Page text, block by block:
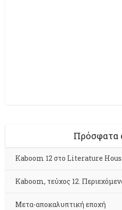
Πρόσφατα
Kaboom 12 στο Literature
Kaboom, τεύχος 12.
Μετα-αποκαλυπτική εποχή